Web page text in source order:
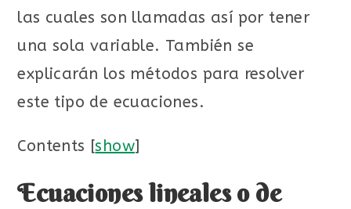
las cuales son llamadas así por tener
una sola variable. También se
explicarán los métodos para resolver
este tipo de ecuaciones.
Contents [show]
Ecuaciones lineales o de